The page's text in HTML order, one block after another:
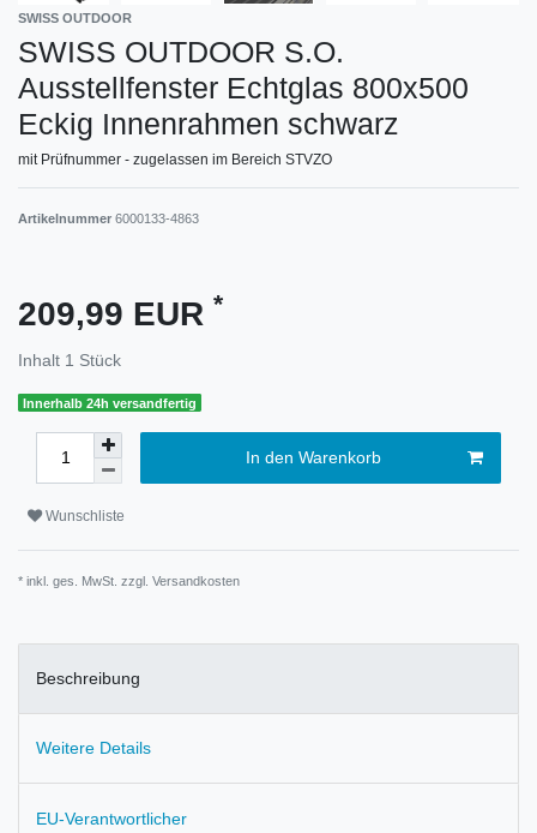
SWISS OUTDOOR
SWISS OUTDOOR S.O.
Ausstellfenster Echtglas 800x500
Eckig Innenrahmen schwarz
mit Prüfnummer - zugelassen im Bereich STVZO
Artikelnummer 6000133-4863
209,99 EUR *
Inhalt 1 Stück
Innerhalb 24h versandfertig
In den Warenkorb
Wunschliste
* inkl. ges. MwSt. zzgl. Versandkosten
Beschreibung
Weitere Details
EU-Verantwortlicher